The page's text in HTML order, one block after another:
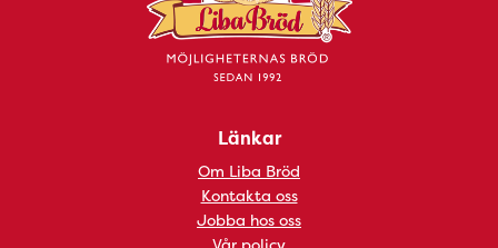
Länkar
Om Liba Bröd
Kontakta oss
Jobba hos oss